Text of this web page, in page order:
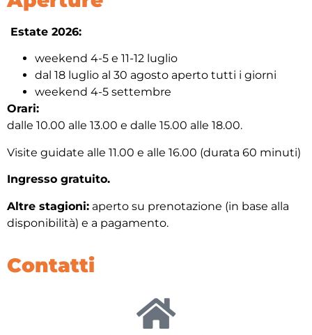
Estate 2026:
weekend 4-5 e 11-12 luglio
dal 18 luglio al 30 agosto aperto tutti i giorni
weekend 4-5 settembre
Orari:
dalle 10.00 alle 13.00 e dalle 15.00 alle 18.00.
Visite guidate alle 11.00 e alle 16.00 (durata 60 minuti)
Ingresso gratuito.
Altre stagioni: aperto su prenotazione (in base alla
disponibilità) e a pagamento.
Contatti